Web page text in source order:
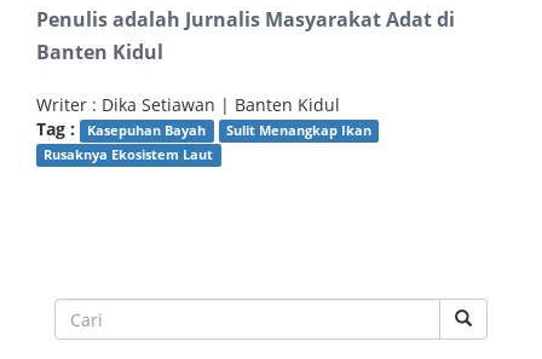
Penulis adalah Jurnalis Masyarakat Adat di
Banten Kidul
Writer : Dika Setiawan | Banten Kidul
Tag :
Kasepuhan Bayah
Sulit Menangkap Ikan
Rusaknya Ekosistem Laut